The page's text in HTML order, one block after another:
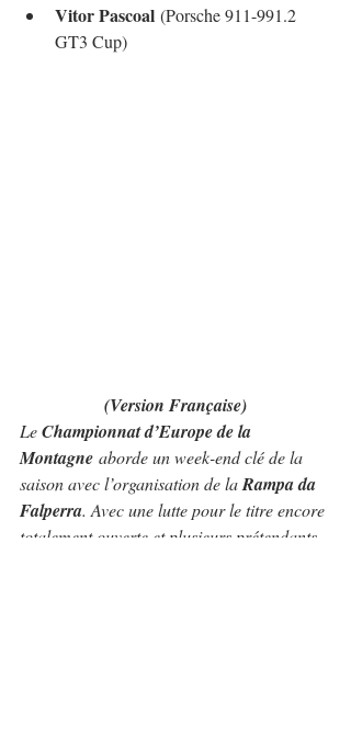
Vitor Pascoal (Porsche 911-991.2
GT3 Cup)
(Version Française)
Le Championnat d’Europe de la
Montagne aborde un week-end clé de la
saison avec l’organisation de la Rampa da
Falperra. Avec une lutte pour le titre encore
totalement ouverte et plusieurs prétendants